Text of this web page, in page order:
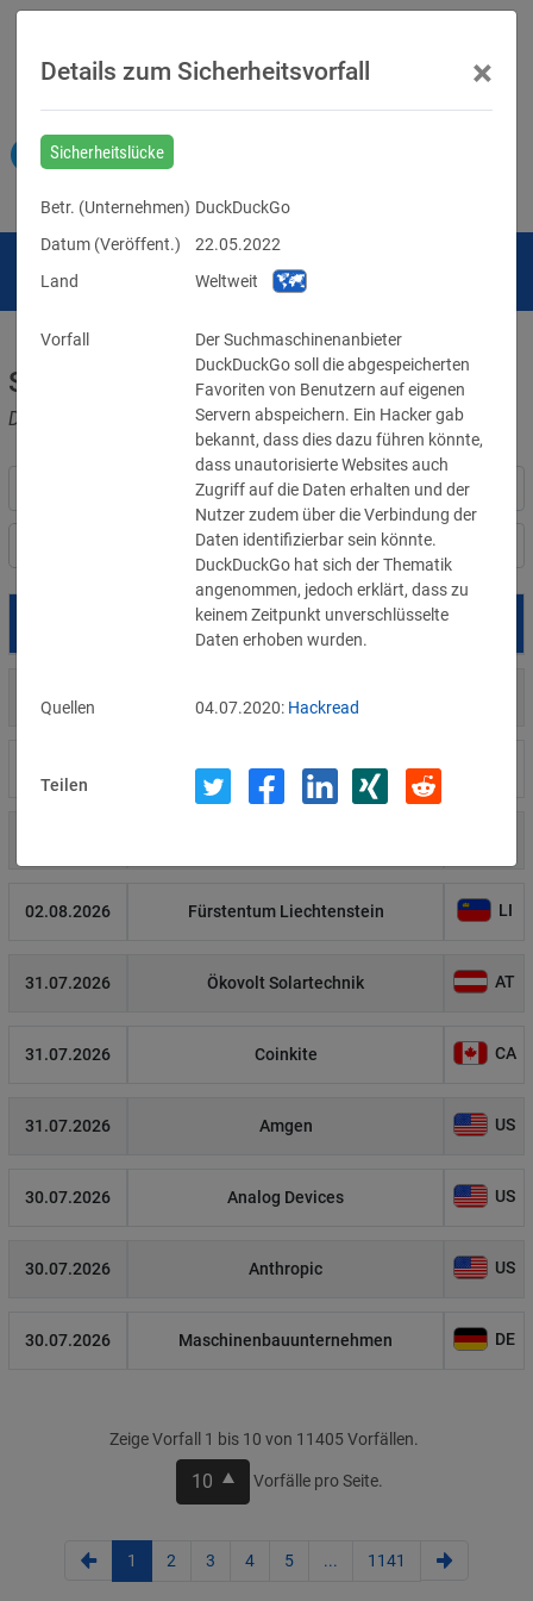
Sicherheitsvorfälle
Datenpannen, Cyber-Angriffe und Schwachstellen
Länderauswahl
Betroffene
05.08.2026
Brown Health Medical Group-MA
02.08.2026 Fürstentum Liechtenstein LI
31.07.2026 Ökovolt Solartechnik AT
31.07.2026 Coinkite CA
31.07.2026 Amgen US
30.07.2026 Analog Devices US
30.07.2026 Anthropic US
30.07.2026 Maschinenbauunternehmen DE
Zeige Vorfall 1 bis 10 von 11405 Vorfällen.
10 Vorfälle pro Seite.
1 2 3 4 5 ... 1141
Details zum Sicherheitsvorfall ×
Sicherheitslücke
Betr. (Unternehmen) DuckDuckGo
Datum (Veröffent.)
22.05.2022
Land
Weltweit
Vorfall
Der Suchmaschinenanbieter
DuckDuckGo soll die abgespeicherten
Favoriten von Benutzern auf eigenen
Servern abspeichern. Ein Hacker gab
bekannt, dass dies dazu führen könnte,
dass unautorisierte Websites auch
Zugriff auf die Daten erhalten und der
Nutzer zudem über die Verbindung der
Daten identifizierbar sein könnte.
DuckDuckGo hat sich der Thematik
angenommen, jedoch erklärt, dass zu
keinem Zeitpunkt unverschlüsselte
Daten erhoben wurden.
Quellen 04.07.2020: Hackread
Teilen